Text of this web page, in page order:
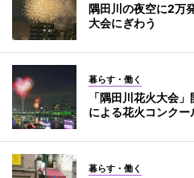
隅田川の夜空に2万
大会にぎわう
暮らす・働く
「隅田川花火大会
による花火コンクー
暮らす・働く